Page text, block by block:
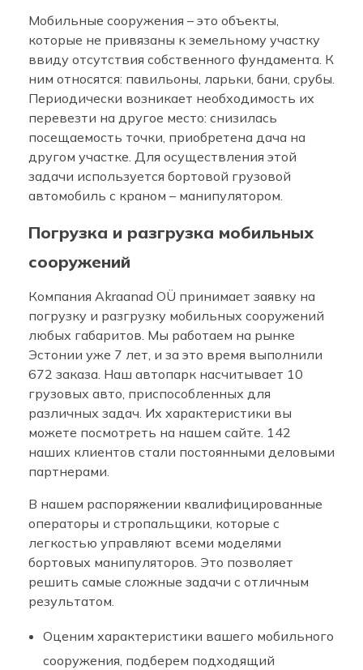
Мобильные сооружения – это объекты,
которые не привязаны к земельному участку
ввиду отсутствия собственного фундамента. К
ним относятся: павильоны, ларьки, бани, срубы.
Периодически возникает необходимость их
перевезти на другое место: снизилась
посещаемость точки, приобретена дача на
другом участке. Для осуществления этой
задачи используется бортовой грузовой
автомобиль с краном – манипулятором.
Погрузка и разгрузка мобильных
сооружений
Компания Akraanad OÜ принимает заявку на
погрузку и разгрузку мобильных сооружений
любых габаритов. Мы работаем на рынке
Эстонии уже 7 лет, и за это время выполнили
672 заказа. Наш автопарк насчитывает 10
грузовых авто, приспособленных для
различных задач. Их характеристики вы
можете посмотреть на нашем сайте. 142
наших клиентов стали постоянными деловыми
партнерами.
В нашем распоряжении квалифицированные
операторы и стропальщики, которые с
легкостью управляют всеми моделями
бортовых манипуляторов. Это позволяет
решить самые сложные задачи с отличным
результатом.
Оценим характеристики вашего мобильного
сооружения, подберем подходящий